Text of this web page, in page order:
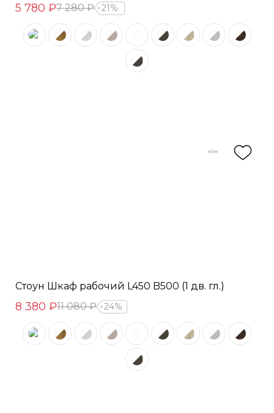
5 780 ₽7 280 ₽ 21%
Стоун Шкаф рабочий L450 B500 (1 дв. гл.)
8 380 ₽11 080 ₽ 24%